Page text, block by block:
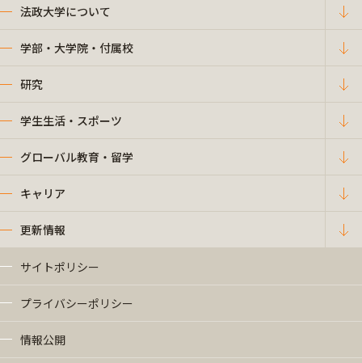
法政大学について
学部・大学院・付属校
研究
学生生活・スポーツ
グローバル教育・留学
キャリア
更新情報
サイトポリシー
プライバシーポリシー
情報公開